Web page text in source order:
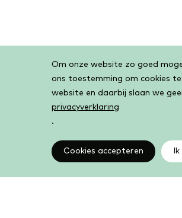
Cookiebar
Om onze website zo goed
ons toestemming om cookies
website en daarbij slaan we
privacyverklaring
.
Cookies accepteren